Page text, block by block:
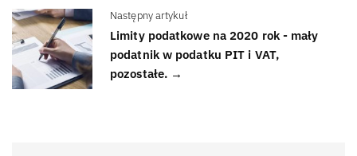
Następny artykuł
Limity podatkowe na 2020 rok - mały
podatnik w podatku PIT i VAT,
pozostałe. →